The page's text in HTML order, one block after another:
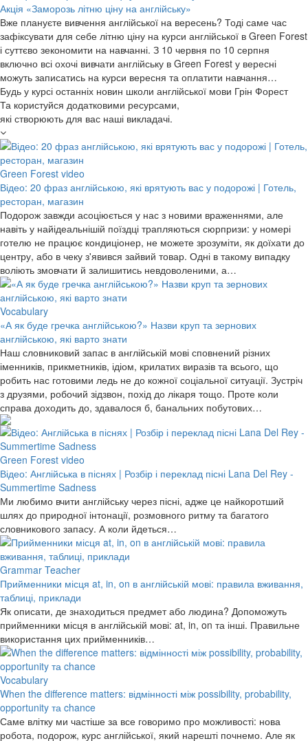
Акція «Заморозь літню ціну на англійську»
Вже плануєте вивчення англійської на вересень? Тоді саме час
зафіксувати для себе літню ціну на курси англійської в Green Forest
і суттєво зекономити на навчанні. З 10 червня по 10 серпня
включно всі охочі вивчати англійську в Green Forest у вересні
можуть записатись на курси вересня та оплатити навчання…
Будь у курсі останніх новин школи англійської мови Грін Форест
Та користуйся додатковими ресурсами,
які створюють для вас наші викладачі.
Green Forest video
Відео: 20 фраз англійською, які врятують вас у подорожі | Готель,
ресторан, магазин
Подорож завжди асоціюється у нас з новими враженнями, але
навіть у найідеальнішій поїздці трапляються сюрпризи: у номері
готелю не працює кондиціонер, не можете зрозуміти, як доїхати до
центру, або в чеку з'явився зайвий товар. Одні в такому випадку
воліють змовчати й залишитись невдоволеними, а…
Vocabulary
«А як буде гречка англійською?» Назви круп та зернових
англійською, які варто знати
Наш словниковий запас в англійській мові сповнений різних
іменників, прикметників, ідіом, крилатих виразів та всього, що
робить нас готовими ледь не до кожної соціальної ситуації. Зустріч
з друзями, робочий зідзвон, похід до лікаря тощо. Проте коли
справа доходить до, здавалося б, банальних побутових…
Green Forest video
Відео: Англійська в піснях | Розбір і переклад пісні Lana Del Rey -
Summertime Sadness
Ми любимо вчити англійську через пісні, адже це найкоротший
шлях до природної інтонації, розмовного ритму та багатого
словникового запасу. А коли йдеться…
Grammar Teacher
Прийменники місця at, in, on в англійській мові: правила вживання,
таблиці, приклади
Як описати, де знаходиться предмет або людина? Допоможуть
прийменники місця в англійській мові: at, in, on та інші. Правильне
використання цих прийменників…
Vocabulary
When the difference matters: відмінності між possibility, probability,
opportunity та chance
Саме влітку ми частіше за все говоримо про можливості: нова
робота, подорож, курс англійської, який нарешті почнемо. Але як